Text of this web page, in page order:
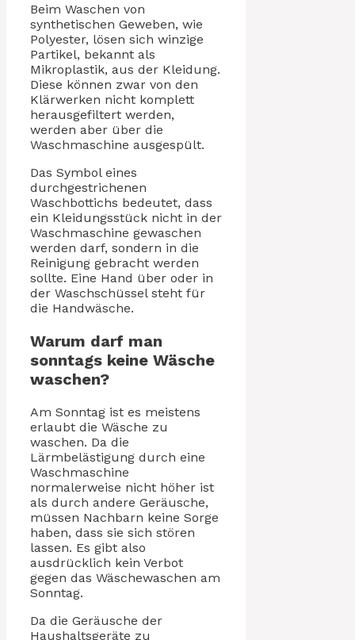
Beim Waschen von
synthetischen Geweben, wie
Polyester, lösen sich winzige
Partikel, bekannt als
Mikroplastik, aus der Kleidung.
Diese können zwar von den
Klärwerken nicht komplett
herausgefiltert werden,
werden aber über die
Waschmaschine ausgespült.
Das Symbol eines
durchgestrichenen
Waschbottichs bedeutet, dass
ein Kleidungsstück nicht in der
Waschmaschine gewaschen
werden darf, sondern in die
Reinigung gebracht werden
sollte. Eine Hand über oder in
der Waschschüssel steht für
die Handwäsche.
Warum darf man
sonntags keine Wäsche
waschen?
Am Sonntag ist es meistens
erlaubt die Wäsche zu
waschen. Da die
Lärmbelästigung durch eine
Waschmaschine
normalerweise nicht höher ist
als durch andere Geräusche,
müssen Nachbarn keine Sorge
haben, dass sie sich stören
lassen. Es gibt also
ausdrücklich kein Verbot
gegen das Wäschewaschen am
Sonntag.
Da die Geräusche der
Haushaltsgeräte zu